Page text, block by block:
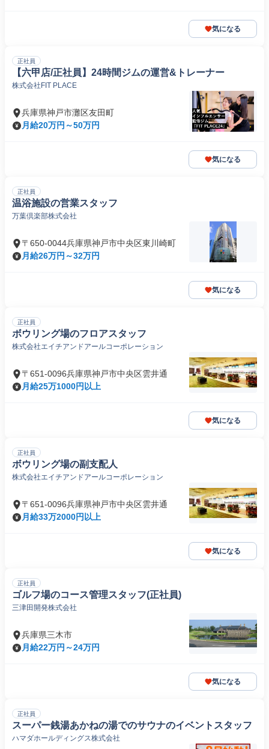
気になる
正社員
【六甲店/正社員】24時間ジムの運営&トレーナー
株式会社FIT PLACE
兵庫県神戸市灘区友田町
月給20万円～50万円
気になる
正社員
温浴施設の営業スタッフ
万葉倶楽部株式会社
〒650-0044兵庫県神戸市中央区東川崎町
月給26万円～32万円
気になる
正社員
ボウリング場のフロアスタッフ
株式会社エイチアンドアールコーポレーション
〒651-0096兵庫県神戸市中央区雲井通
月給25万1000円以上
気になる
正社員
ボウリング場の副支配人
株式会社エイチアンドアールコーポレーション
〒651-0096兵庫県神戸市中央区雲井通
月給33万2000円以上
気になる
正社員
ゴルフ場のコース管理スタッフ(正社員)
三津田開発株式会社
兵庫県三木市
月給22万円～24万円
気になる
正社員
スーパー銭湯あかねの湯でのサウナのイベントスタッフ
ハマダホールディングス株式会社